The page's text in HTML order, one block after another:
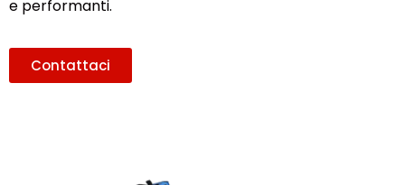
e performanti.
Contattaci